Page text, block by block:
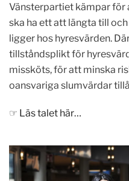
Vänsterpartiet kämpar för
ska ha ett att längta till
ligger hos hyresvärden.
tillståndsplikt för
missköts, för att minska
oansvariga slumvärdar
☞ Läs talet här…